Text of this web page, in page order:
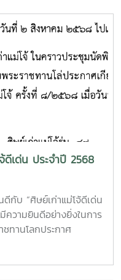
สมาคมศิษย์เก่า
wtms_document.aspx?
ดีเด่น ประจำปี 2568
กับ “ศิษย์เก่าแม่โจ้ดีเด่น
ความยินดีอย่างยิ่งในการ
ชทานโลกประกาศ
ห็นชอบจากสภา